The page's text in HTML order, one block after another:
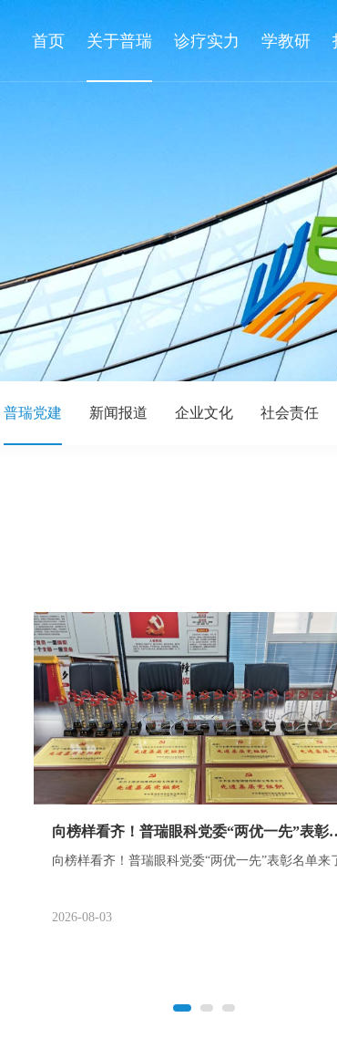
首页 关于普瑞 诊疗实力 学教研
普瑞党建 新闻报道 企业文化 社会责任
向榜样看齐！普瑞眼科
向榜样看齐！普瑞眼科党委“两优一先”表彰名单来
2026-08-03